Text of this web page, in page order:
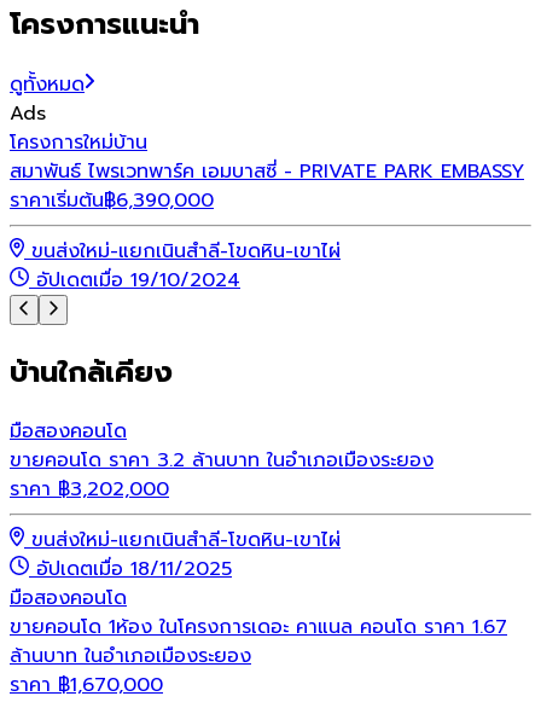
โครงการแนะนำ
ดูทั้งหมด
Ads
โครงการใหม่บ้าน
สมาพันธ์ ไพรเวทพาร์ค เอมบาสซี่ - PRIVATE PARK EMBASSY
ราคาเริ่มต้น฿6,390,000
ขนส่งใหม่-แยกเนินสำลี-โขดหิน-เขาไผ่
อัปเดตเมื่อ 19/10/2024
บ้านใกล้เคียง
มือสองคอนโด
ขายคอนโด ราคา 3.2 ล้านบาท ในอำเภอเมืองระยอง
ราคา ฿3,202,000
ขนส่งใหม่-แยกเนินสำลี-โขดหิน-เขาไผ่
อัปเดตเมื่อ 18/11/2025
มือสองคอนโด
ขายคอนโด 1ห้อง ในโครงการเดอะ คาแนล คอนโด ราคา 1.67
ล้านบาท ในอำเภอเมืองระยอง
ราคา ฿1,670,000